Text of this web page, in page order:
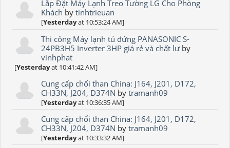
Lắp Đặt Máy Lạnh Treo Tường LG Cho Phòng
Khách bytinhtrieuan
[Yesterdayat 10:53:24 AM]
Thi công Máy lạnh tủ đứng PANASONIC S-
24PB3H5 Inverter 3HP giá rẻ và chất lưby
vinhphat
[Yesterdayat 10:41:42 AM]
Cung cấp chổi than China: J164, J201, D172,
CH33N, J204, D374N bytramanh09
[Yesterdayat 10:36:35 AM]
Cung cấp chổi than China: J164, J201, D172,
CH33N, J204, D374N bytramanh09
[Yesterdayat 10:33:32 AM]